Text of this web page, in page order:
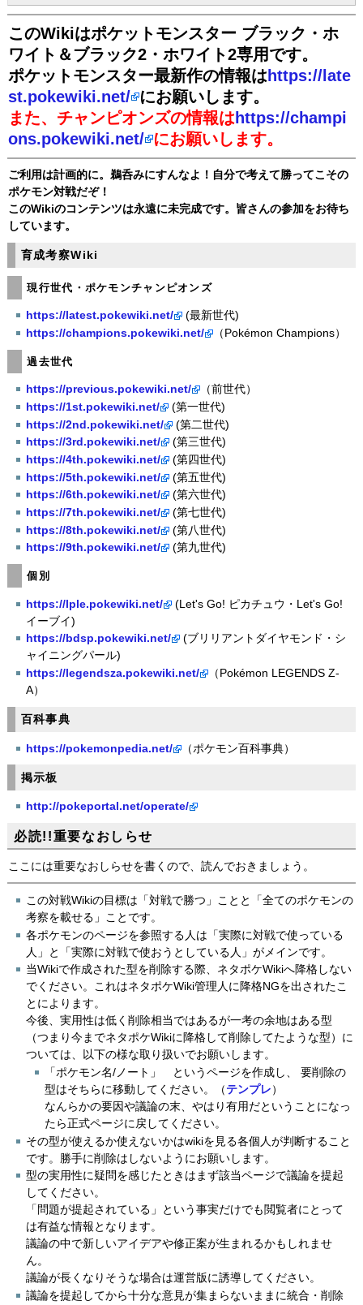
このWikiはポケットモンスター ブラック・ホ
ワイト＆ブラック2・ホワイト2専用です。
ポケットモンスター最新作の情報は https://late
st.pokewiki.net/ にお願いします。
また、チャンピオンズの情報は https://champi
ons.pokewiki.net/ にお願いします。
ご利用は計画的に。鵜呑みにすんなよ！自分で考えて勝ってこその
ポケモン対戦だぞ！
このWikiのコンテンツは永遠に未完成です。皆さんの参加をお待ち
しています。
育成考察Wiki
現行世代・ポケモンチャンピオンズ
https://latest.pokewiki.net/
(最新世代)
https://champions.pokewiki.net/
（Pokémon Champions）
過去世代
https://previous.pokewiki.net/
（前世代）
https://1st.pokewiki.net/
(第一世代)
https://2nd.pokewiki.net/
(第二世代)
https://3rd.pokewiki.net/
(第三世代)
https://4th.pokewiki.net/
(第四世代)
https://5th.pokewiki.net/
(第五世代)
https://6th.pokewiki.net/
(第六世代)
https://7th.pokewiki.net/
(第七世代)
https://8th.pokewiki.net/
(第八世代)
https://9th.pokewiki.net/
(第九世代)
個別
https://lple.pokewiki.net/
(Let's Go! ピカチュウ・Let's Go!
イーブイ)
https://bdsp.pokewiki.net/
(ブリリアントダイヤモンド・シ
ャイニングパール)
https://legendsza.pokewiki.net/
（Pokémon LEGENDS Z-
A）
百科事典
https://pokemonpedia.net/ （ポケモン百科事典）
掲示板
http://pokeportal.net/operate/
必読!!重要なおしらせ
ここには重要なおしらせを書くので、読んでおきましょう。
この対戦Wikiの目標は「対戦で勝つ」ことと「全てのポケモンの
考察を載せる」ことです。
各ポケモンのページを参照する人は「実際に対戦で使っている
人」と「実際に対戦で使おうとしている人」がメインです。
当Wikiで作成された型を削除する際、ネタポケWikiへ降格しない
でください。これはネタポケWiki管理人に降格NGを出されたこ
とによります。
今後、実用性は低く削除相当ではあるが一考の余地はある型
（つまり今までネタポケWikiに降格して削除してたような型）に
ついては、以下の様な取り扱いでお願いします。
「ポケモン名/ノート」 というページを作成し、 要削除の
型はそちらに移動してください。（ テンプレ ）
なんらかの要因や議論の末、やはり有用だということになっ
たら正式ページに戻してください。
その型が使えるか使えないかはwikiを見る各個人が判断すること
です。勝手に削除はしないようにお願いします。
型の実用性に疑問を感じたときはまず該当ページで議論を提起
してください。
「問題が提起されている」という事実だけでも閲覧者にとって
は有益な情報となります。
議論の中で新しいアイデアや修正案が生まれるかもしれませ
ん。
議論が長くなりそうな場合は運営版に誘導してください。
議論を提起してから十分な意見が集まらないままに統合・削除